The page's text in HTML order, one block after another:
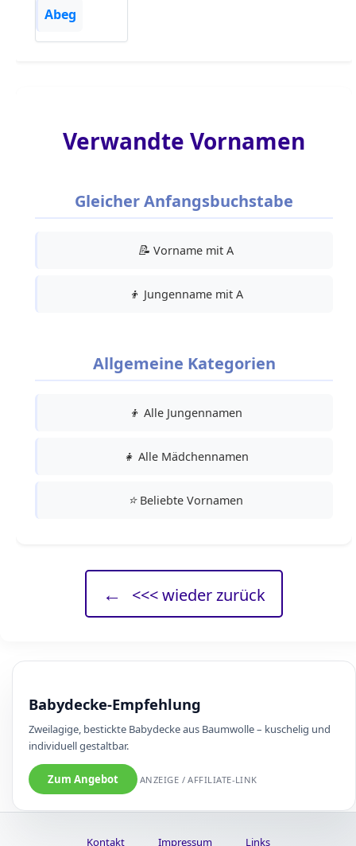
Abeg
Verwandte Vornamen
Gleicher Anfangsbuchstabe
📝 Vorname mit A
👦 Jungenname mit A
Allgemeine Kategorien
👦 Alle Jungennamen
👧 Alle Mädchennamen
⭐Beliebte Vornamen
← <<< wieder zurück
Babydecke-Empfehlung
Zweilagige, bestickte Babydecke aus Baumwolle – kuschelig und
individuell gestaltbar.
Zum Angebot ANZEIGE / AFFILIATE-LINK
Kontakt Impressum Links